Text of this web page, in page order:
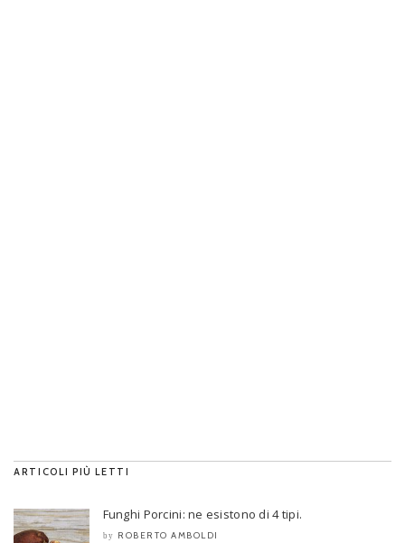
ARTICOLI PIÙ LETTI
Funghi Porcini: ne esistono di 4 tipi.
by ROBERTO AMBOLDI